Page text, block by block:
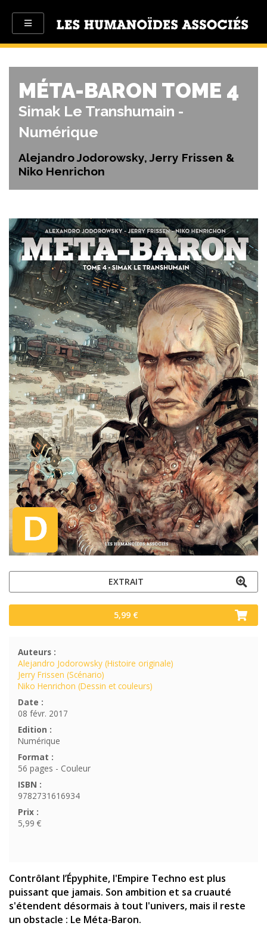
MÉTA-BARON TOME 4
Simak Le Transhumain -
Numérique
Alejandro Jodorowsky, Jerry Frissen &
Niko Henrichon
EXTRAIT
5,99 €
Auteurs :
Alejandro Jodorowsky (Histoire originale)
Jerry Frissen (Scénario)
Niko Henrichon (Dessin et couleurs)
Date :
08 févr. 2017
Edition :
Numérique
Format :
56 pages - Couleur
ISBN :
9782731616934
Prix :
5,99 €
Contrôlant l’Épyphite, l'Empire Techno est plus
puissant que jamais. Son ambition et sa cruauté
s'étendent désormais à tout l'univers, mais il reste
un obstacle : Le Méta-Baron.